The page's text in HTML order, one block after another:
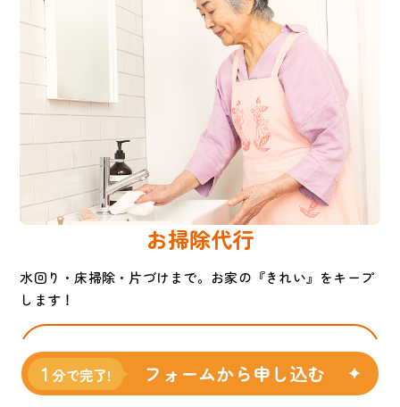
お掃除代行
水回り・床掃除・片づけまで。お家の『きれい』をキープ
します！
詳しく見る
フォームから申し込む